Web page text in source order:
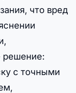
что вред
решение:
с точными